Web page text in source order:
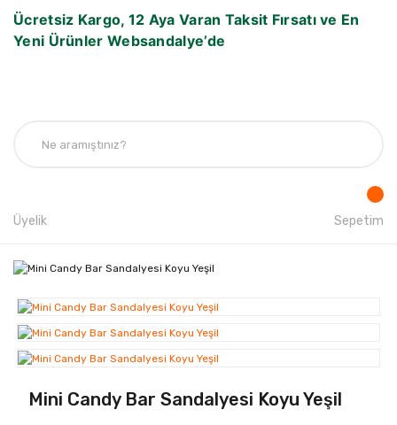
Ücretsiz Kargo, 12 Aya Varan Taksit Fırsatı ve En
Yeni Ürünler Websandalye’de
Üyelik Sepetim
Mini Candy Bar Sandalyesi Koyu Yeşil